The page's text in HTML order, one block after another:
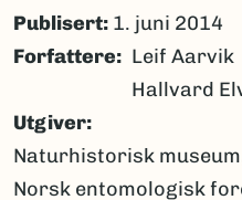
Publisert: 1. juni 2014
Forfattere
Leif Aarvik
Hallvard
Utgiver
Naturhistorisk
Norsk entomologisk